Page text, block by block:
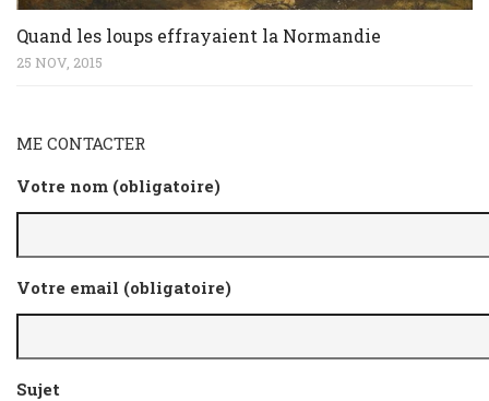
Quand les loups effrayaient la Normandie
25 NOV, 2015
ME CONTACTER
Votre nom (obligatoire)
Votre email (obligatoire)
Sujet